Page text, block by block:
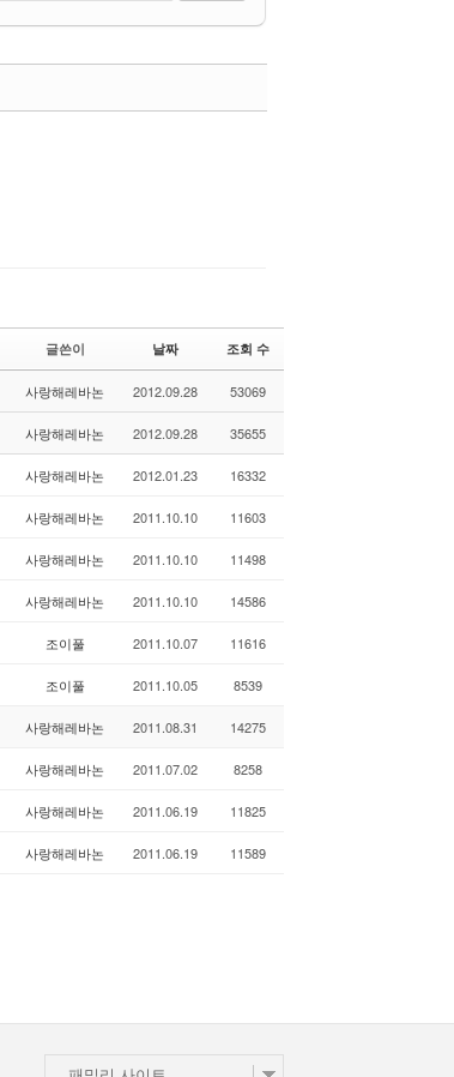
글쓴이 날짜 조회 수
사랑해레바논 2012.09.28 53069
사랑해레바논 2012.09.28 35655
사랑해레바논 2012.01.23 16332
사랑해레바논 2011.10.10 11603
사랑해레바논 2011.10.10 11498
사랑해레바논 2011.10.10 14586
조이풀 2011.10.07 11616
조이풀 2011.10.05 8539
사랑해레바논 2011.08.31 14275
사랑해레바논 2011.07.02 8258
사랑해레바논 2011.06.19 11825
사랑해레바논 2011.06.19 11589